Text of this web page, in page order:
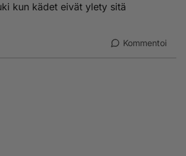
kun kädet eivät ylety sitä
Kommentoi